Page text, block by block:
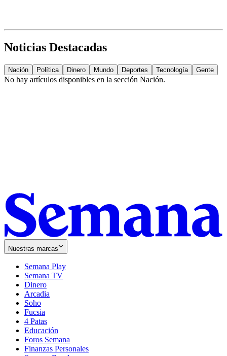
Noticias Destacadas
Nación Política Dinero Mundo Deportes Tecnología Gente
No hay artículos disponibles en la sección Nación.
Nuestras marcas
Semana Play
Semana TV
Dinero
Arcadia
Soho
in
new
window
Fucsia
in
new
window
4 Patas
Educación
Foros Semana
Finanzas Personales